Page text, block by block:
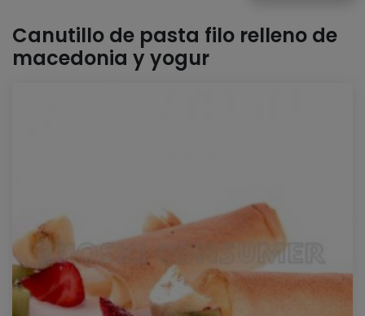
Canutillo de pasta filo relleno de
macedonia y yogur